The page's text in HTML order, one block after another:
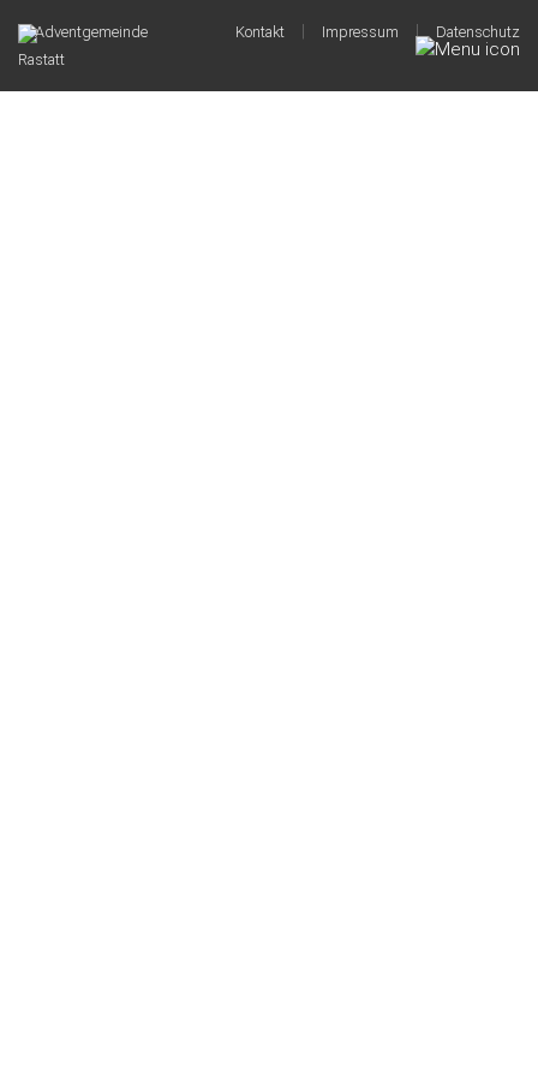
© Adventgemeinde
Rastatt
Kontakt | Impressum | Datenschutz